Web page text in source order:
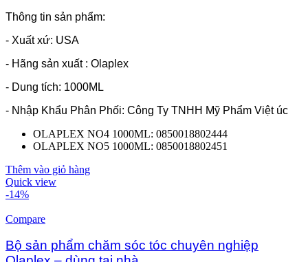
Thông tin sản phẩm:
- Xuất xứ: USA
- Hãng sản xuất : Olaplex
- Dung tích: 1000ML
- Nhập Khẩu Phân Phối: Công Ty TNHH Mỹ Phẩm Việt úc
OLAPLEX NO4 1000ML: 0850018802444
OLAPLEX NO5 1000ML: 0850018802451
Thêm vào giỏ hàng
Quick view
-14%
Compare
Bộ sản phẩm chăm sóc tóc chuyên nghiệp